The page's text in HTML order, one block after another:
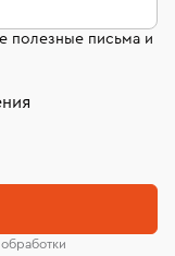
полезные письма и